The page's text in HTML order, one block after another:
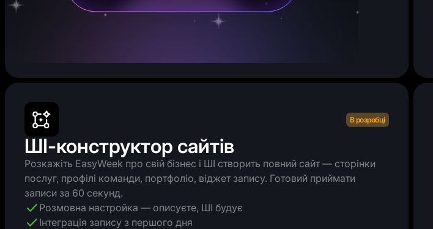
В розробці
ШІ-конструктор сайтів
Розкажіть EasyWeek про свій бізнес і ШІ створить повний сайт — сторінки
послуг, профілі команди, портфоліо, віджет запису. Готовий приймати
записи за 60 секунд.
Розмовна настройка — описуєте, ШІ будує
Інтеграція запису з першого дня